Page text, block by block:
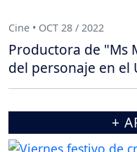
Cine • OCT 28 / 2022
Productora de "Ms
del personaje en el
+